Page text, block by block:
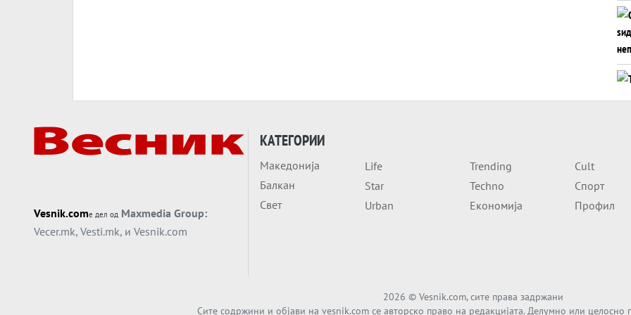
Vesnik.comе дел од Maxmedia Group:
Vecer.mk, Vesti.mk, и Vesnik.com
КАТЕГОРИИ
Македонија
Балкан
Свет
Life
Star
Urban
Trending
Techno
Економија
Cult
Спорт
Профил
2026 © Vesnik.com, сите права задржани
Сите содржини и објави на vesnik.com се авторско право на редакцијата. Делумно или целосно